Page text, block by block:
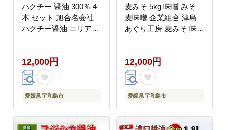
パクチー 醤油 300％ 4
本 セット 旭合名会社
パクチー醤油 コリアン
万能ダレ タレ 餃子 卵
かけご飯 冷奴 お刺し身
刺し身 刺身 お刺身 鍋
お鍋 国産 愛媛 宇和島
12,000円
愛媛県 宇和島市
麦みそ 5kg 味噌 みそ
麦味噌 企業組合 津島
あぐり工房 麦みそ 味噌
味料 調味料 味噌汁 み
そしる みそ汁 麦 麹 こ
うじ 数量限定 手作り
こだわり 国産 愛媛 宇
12,000円
愛媛県 宇和島市